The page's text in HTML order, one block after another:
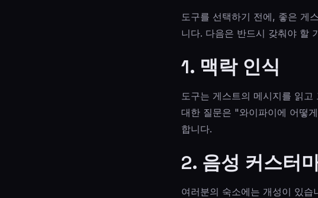
도구를 선택하기 전에, 좋은 게
니다. 다음은 반드시 갖춰야 할
1. 맥락 인식
도구는 게스트의 메시지를 읽
대한 질문은 "와이파이에 어떻
합니다.
2. 음성 커스터
여러분의 숙소에는 개성이 있